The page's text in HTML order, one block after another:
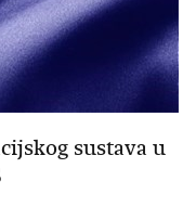
sustava u